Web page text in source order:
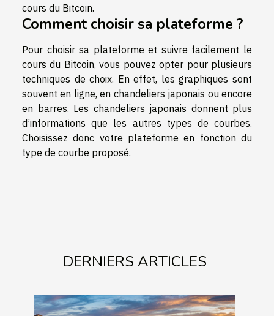
cours du Bitcoin.
Comment choisir sa plateforme ?
Pour choisir sa plateforme et suivre facilement le
cours du Bitcoin, vous pouvez opter pour plusieurs
techniques de choix. En effet, les graphiques sont
souvent en ligne, en chandeliers japonais ou encore
en barres. Les chandeliers japonais donnent plus
d’informations que les autres types de courbes.
Choisissez donc votre plateforme en fonction du
type de courbe proposé.
DERNIERS ARTICLES